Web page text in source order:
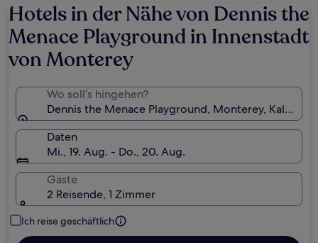
Hotels in der Nähe von Dennis the
Menace Playground in Innenstadt
von Monterey
Wo soll’s hingehen?
Dennis the Menace Playground, Monterey,
Daten
Mi., 19. Aug. - Do., 20. Aug.
Gäste
2 Reisende, 1 Zimmer
Ich reise geschäftlich